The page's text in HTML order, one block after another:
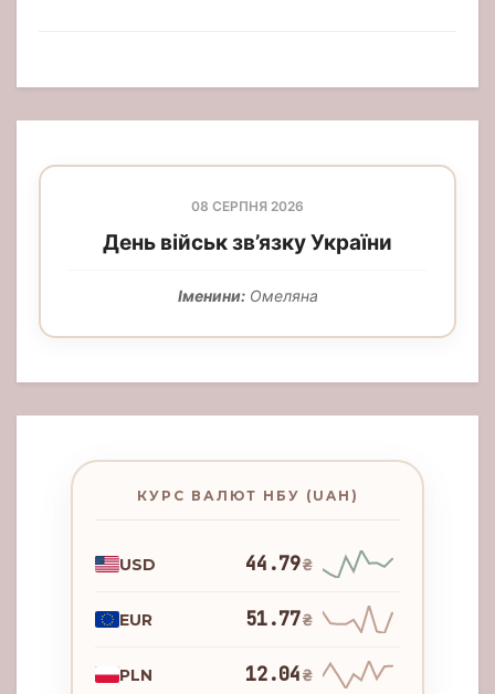
08 СЕРПНЯ 2026
День військ зв’язку України
Іменини:Омеляна
КУРС ВАЛЮТ НБУ (UAH)
USD 44.79₴
EUR 51.77₴
PLN 12.04₴